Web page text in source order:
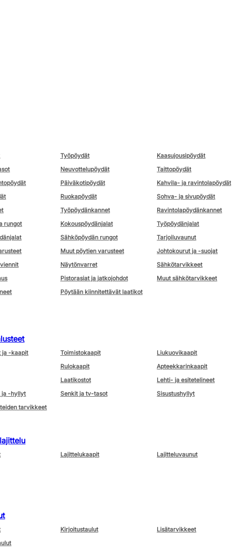
Työpöydät
Kaasujousipöydät
Neuvottelupöydät
Taittopöydät
Päiväkotipöydät
Kahvila- ja ravintolapöydät
Ruokapöydät
Sohva- ja sivupöydät
Työpöydänkannet
Ravintolapöydänkannet
rungot
Kokouspöydänjalat
Työpöydänjalat
Sähköpöydän rungot
Tarjoiluvaunut
Muut pöytien varusteet
Johtokourut ja -suojat
Näytönvarret
Sähkötarvikkeet
Pistorasiat ja jatkojohdot
Muut sähkötarvikkeet
Pöytään kiinnitettävät laatikot
ja -kaapit Toimistokaapit
Liukuovikaapit
Rulokaapit
Apteekkarinkaapit
Laatikostot
Lehti- ja esitetelineet
ja -hyllyt
Senkit ja tv-tasot
Sisustushyllyt
tarvikkeet
Lajittelukaapit
Lajitteluvaunut
Kirjoitustaulut
Lisätarvikkeet